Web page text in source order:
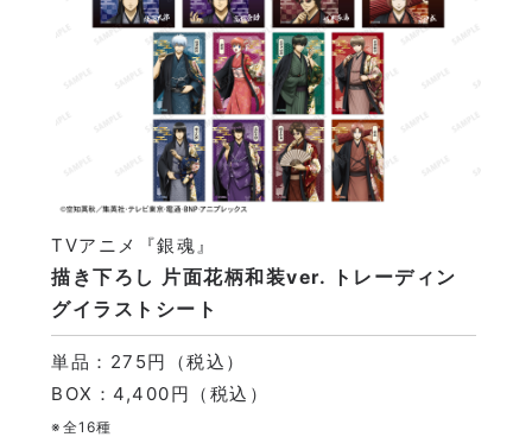
描き下ろし 片面花柄和装ver. トレーディン
グイラストシート
TVアニメ『銀魂』
単品：275円（税込）
BOX：4,400円（税込）
※全16種